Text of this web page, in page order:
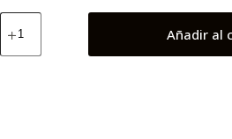
Toph
"Avatar"
Añadir al